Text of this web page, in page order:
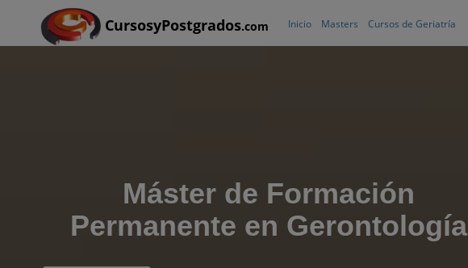
CursosyPostgrados.com Inicio Masters Cursos de Geriatría
Máster de Formación
Permanente en Gerontología